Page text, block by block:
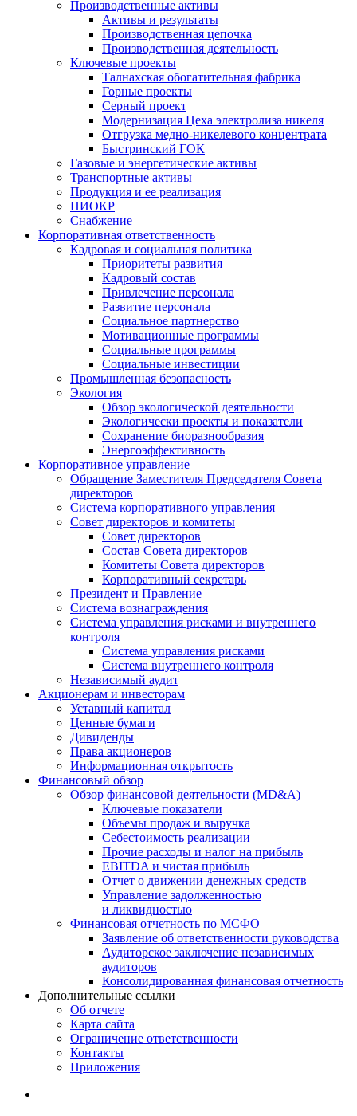
Производственные активы
Активы и результаты
Производственная цепочка
Производственная деятельность
Ключевые проекты
Талнахская обогатительная фабрика
Горные проекты
Серный проект
Модернизация Цеха электролиза никеля
Отгрузка медно-никелевого концентрата
Быстринский ГОК
Газовые и энергетические активы
Транспортные активы
Продукция и ее реализация
НИОКР
Снабжение
Корпоративная ответственность
Кадровая и социальная политика
Приоритеты развития
Кадровый состав
Привлечение персонала
Развитие персонала
Социальное партнерство
Мотивационные программы
Социальные программы
Социальные инвестиции
Промышленная безопасность
Экология
Обзор экологической деятельности
Экологически проекты и показатели
Сохранение биоразнообразия
Энергоэффективность
Корпоративное управление
Обращение Заместителя Председателя Совета
директоров
Система корпоративного управления
Совет директоров и комитеты
Совет директоров
Состав Совета директоров
Комитеты Совета директоров
Корпоративный секретарь
Президент и Правление
Система вознаграждения
Система управления рисками и внутреннего
контроля
Система управления рисками
Система внутреннего контроля
Независимый аудит
Акционерам и инвесторам
Уставный капитал
Ценные бумаги
Дивиденды
Права акционеров
Информационная открытость
Финансовый обзор
Обзор финансовой деятельности (MD&A)
Ключевые показатели
Объемы продаж и выручка
Себестоимость реализации
Прочие расходы и налог на прибыль
EBITDA и чистая прибыль
Отчет о движении денежных средств
Управление задолженностью
и ликвидностью
Финансовая отчетность по МСФО
Заявление об ответственности руководства
Аудиторское заключение независимых
аудиторов
Консолидированная финансовая отчетность
Дополнительные ссылки
Об отчете
Карта сайта
Ограничение ответственности
Контакты
Приложения